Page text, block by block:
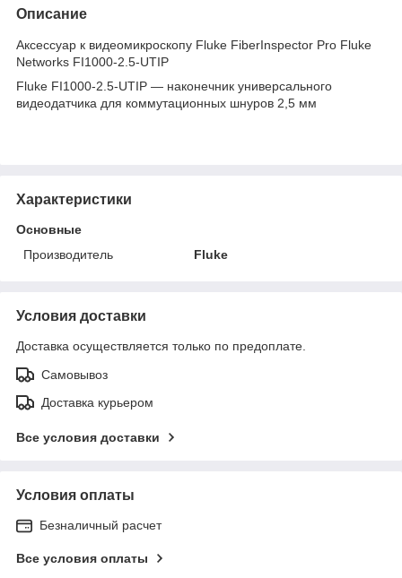
Описание
Аксессуар к видеомикроскопу Fluke FiberInspector Pro Fluke
Networks FI1000-2.5-UTIP
Fluke FI1000-2.5-UTIP — наконечник универсального
видеодатчика для коммутационных шнуров 2,5 мм
Характеристики
Основные
Производитель
Fluke
Условия доставки
Доставка осуществляется только по предоплате.
Самовывоз
Доставка курьером
Все условия доставки
Условия оплаты
Безналичный расчет
Все условия оплаты